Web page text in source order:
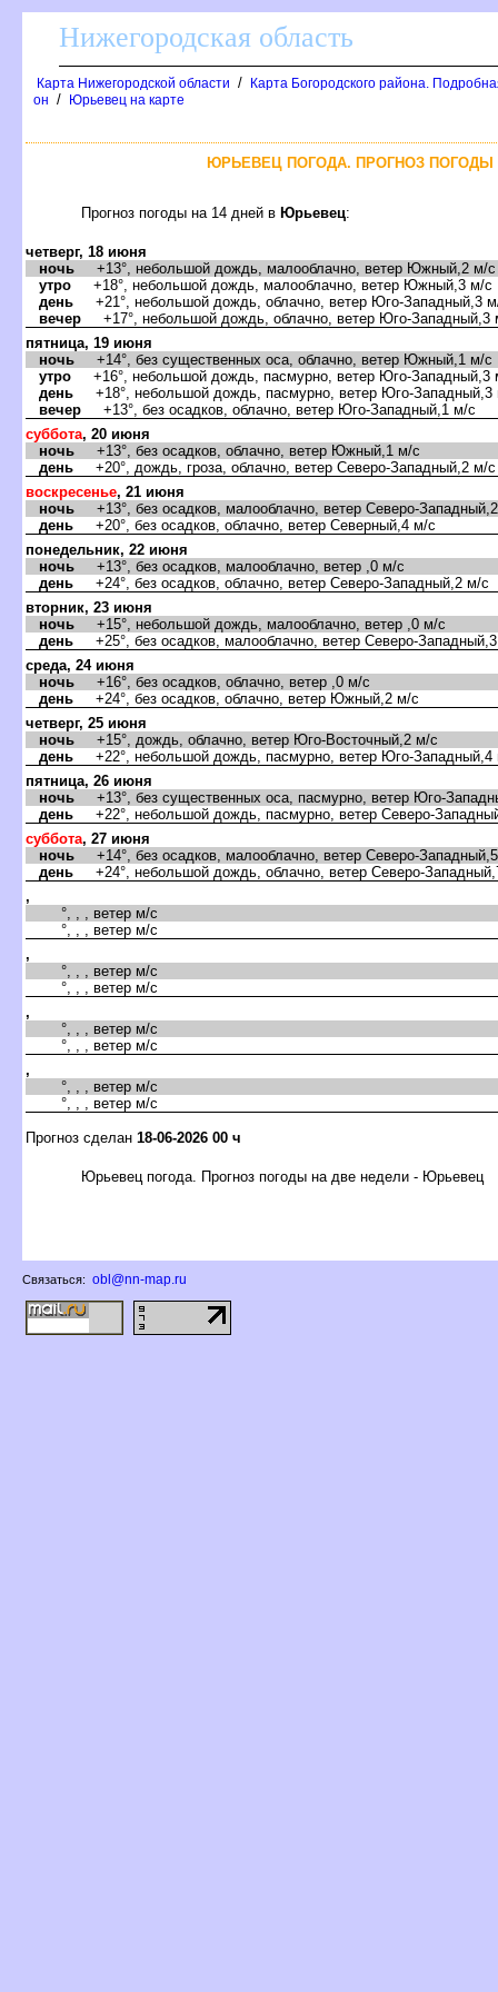
Нижегородская область
Карта Нижегородской области /
Карта Богородского района.
он / Юрьевец на карте
ЮРЬЕВЕЦ ПОГОДА. ПРОГНОЗ
Прогноз погоды на 14 дней Юрьевец:
четверг, 18 июня
ночь +13°, небольшой дождь, малооблачно, ветер Южный,2 м/с
утро +18°, небольшой дождь, малооблачно, ветер Южный,3 м/с
день +21°, небольшой дождь, облачно, ветер Юго-Западный,3
ечер +17°, небольшой дождь, облачно, ветер Юго-Западный,3
пятница, 19 июня
ночь +14°, без существенных оса, облачно, ветер Южный,1 м/с
утро +16°, небольшой дождь, пасмурно, ветер Юго-Западный,3
день +18°, небольшой дождь, пасмурно, ветер Юго-Западный,3
ечер +13°, без осадков, облачно, ветер Юго-Западный,1 м/с
суббота, 20 июня
ночь +13°, без осадков, облачно, ветер Южный,1 м/с
день +20°, дождь, гроза, облачно, ветер Северо-Западный,2 м/с
оскресенье, 21 июня
ночь +13°, без осадков, малооблачно, ветер Северо-
день +20°, без осадков, облачно, ветер Северный,4 м/с
понедельник, 22 июня
ночь +13°, без осадков, малооблачно, ветер ,0 м/с
день +24°, без осадков, облачно, ветер Северо-Западный,2 м/с
торник, 23 июня
ночь +15°, небольшой дождь, малооблачно, ветер ,0 м/с
день +25°, без осадков, малооблачно, ветер Северо-
среда, 24 июня
ночь +16°, без осадков, облачно, ветер ,0 м/с
день +24°, без осадков, облачно, ветер Южный,2 м/с
четверг, 25 июня
ночь +15°, дождь, облачно, ветер Юго-Восточный,2 м/с
день +22°, небольшой дождь, пасмурно, ветер Юго-Западный,4
пятница, 26 июня
ночь +13°, без существенных оса, пасмурно, ветер Юго-
день +22°, небольшой дождь, пасмурно, ветер Северо-
суббота, 27 июня
ночь +14°, без осадков, малооблачно, ветер Северо-
день +24°, небольшой дождь, облачно, ветер Северо-
,
°, , , ветер м/с
°, , , ветер м/с
,
°, , , ветер м/с
°, , , ветер м/с
,
°, , , ветер м/с
°, , , ветер м/с
,
°, , , ветер м/с
°, , , ветер м/с
Прогноз сделан 18-06-2026 00 ч
Юрьевец погода. Прогноз погоды на две недели - Юрьевец
Связаться: obl@nn-map.ru